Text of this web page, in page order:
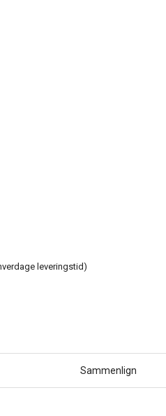
leveringstid)
Sammenlign